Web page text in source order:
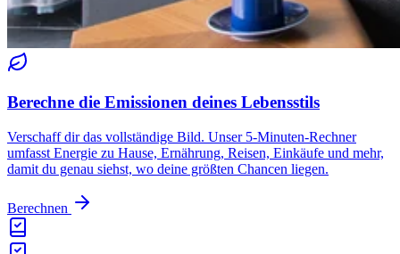
Berechne die Emissionen deines Lebensstils
Verschaff dir das vollständige Bild. Unser 5-Minuten-Rechner
umfasst Energie zu Hause, Ernährung, Reisen, Einkäufe und mehr,
damit du genau siehst, wo deine größten Chancen liegen.
Berechnen